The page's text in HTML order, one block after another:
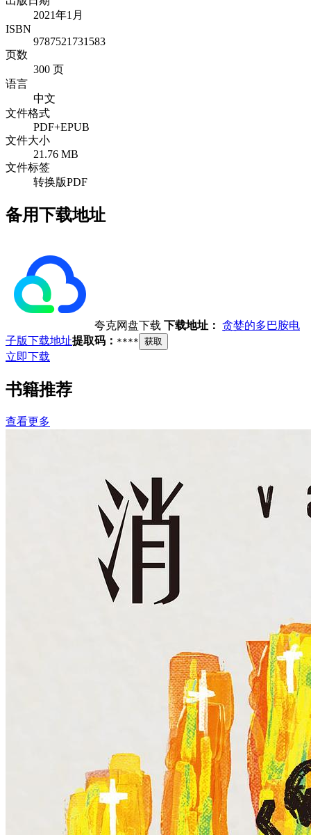
2021年1月
ISBN
9787521731583
页数
300 页
语言
中文
文件格式
PDF+EPUB
文件大小
21.76 MB
文件标签
转换版PDF
备用下载地址
夸克网盘下载 下载地址： 贪婪的多巴胺电
子版下载地址提取码： **** 获取
立即下载
书籍推荐
查看更多